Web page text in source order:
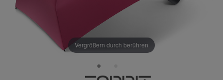
Vergrößern durch berühren